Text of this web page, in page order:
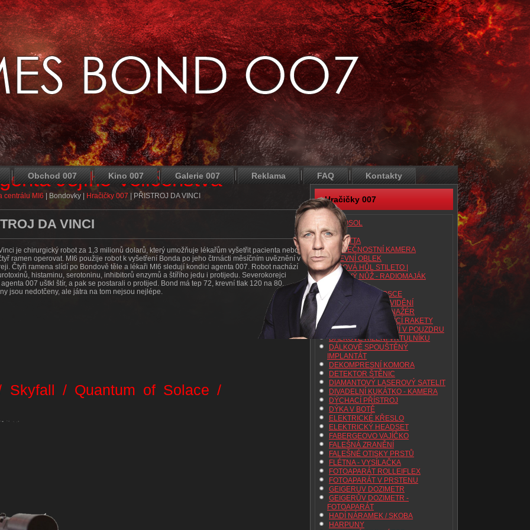
Jejího Veličenstva
/ Quantum of Solace /
Obchod 007 Kino 007 Galerie 007 Reklama FAQ Kontakty
centrálu MI6 Bondovky Hračičky 007 PŘISTROJ DA VINCI
DA VINCI
je chirurgický robot za 1,3 milionů dolarů, který umožňuje lékařům vyšetřit pacienta nebo
ramen operovat. MI6 použije robot k vyšetření Bonda po jeho čtrnácti měsíčním uvěznění v
Čtyři ramena slídí po Bondově těle a lékaři MI6 sledují kondici agenta 007. Robot nachází
histaminu, serotoninu, inhibitorů enzymů a štířího jedu i protijedu. Severokorejci
007 uštkl štír, a pak se postarali o protijed. Bond má tep 72, krevní tlak 120 na 80.
jsou nedotčeny, ale játra na tom nejsou nejlépe.
Hračičky 007
AEROSOL
ATAC
BERETTA
BEZPEČNOSTNÍ KAMERA
BITEVNÍ OBLEK
BOJOVÁ HŮL STILETO |
BOJOVÝ NŮŽ - RADIOMAJÁK
BOMBA
BOMBA V TERMOSCE
BRÝLE NOČNÍHO VIDĚNÍ
CENTRIFUGA TRENAŽÉR
CIGARETA STŘÍLEJÍCÍ RAKETY
DÁLKOVÉ OVLÁDÁNÍ V POUZDRU
DÁLKOVÉ ŘÍZENÍ VRTULNÍKU
DÁLKOVĚ SPOUŠTĚNÝ
IMPLANTÁT
DEKOMPRESNÍ KOMORA
DETEKTOR ŠTĚNIC
DIAMANTOVÝ LASEROVÝ SATELIT
DIVADELNÍ KUKÁTKO - KAMERA
DÝCHACÍ PŘÍSTROJ
DÝKA V BOTĚ
ELEKTRICKÉ KŘESLO
ELEKTRICKÝ HEADSET
FABERGEOVO VAJÍČKO
FALEŠNÁ ZRANĚNÍ
FALEŠNÉ OTISKY PRSTŮ
FLÉTNA - VYSÍLAČKA
FOTOAPARÁT ROLLEIFLEX
FOTOAPARÁT V PRSTENU
GEIGERUV DOZIMETR
GEIGERŮV DOZIMETR -
FOTOAPARÁT
HADÍ NÁRAMEK / SKOBA
HARPUNY